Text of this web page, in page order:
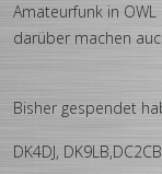
Amateurfunk in
darüber machen
Bisher gespendet
DK4DJ,